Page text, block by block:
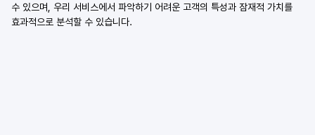
수 있으며, 우리 서비스에서 파악하기 어려운 고객의 특성과 잠재적 가치를
효과적으로 분석할 수 있습니다.